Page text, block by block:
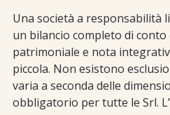
Una società a responsabilità
un bilancio completo di
patrimoniale e nota
piccola. Non esistono
varia a seconda delle
obbligatorio per tutte le Srl.